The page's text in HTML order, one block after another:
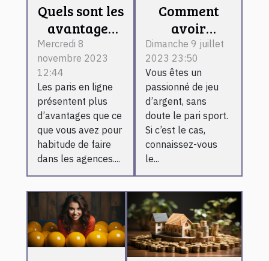
Quels sont les
avantages
d’un pari
sportif en
ligne ?
Mercredi 8
novembre 2023
12:44
Les paris en ligne
présentent plus
d’avantages que ce
que vous avez pour
habitude de faire
dans les agences....
Comment
avoir
l’application
1xbet sur son
téléphone
Android ?
Dimanche 9 juillet
2023 23:50
Vous êtes un
passionné de jeu
d’argent, sans
doute le pari sport.
Si c’est le cas,
connaissez-vous
le...